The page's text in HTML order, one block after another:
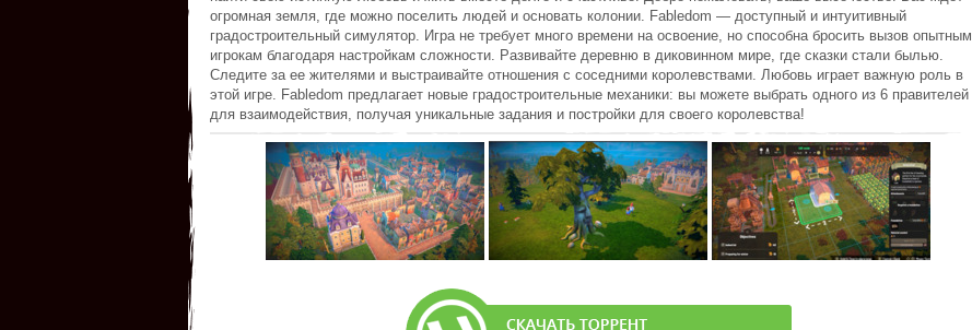
огромная земля, где можно поселить людей и основать колонии. Fabledom — доступный и интуитивный
градостроительный симулятор. Игра не требует много времени на освоение, но способна бросить вызов опытным
игрокам благодаря настройкам сложности. Развивайте деревню в диковинном мире, где сказки стали былью.
Следите за ее жителями и выстраивайте отношения с соседними королевствами. Любовь играет важную роль в
этой игре. Fabledom предлагает новые градостроительные механики: вы можете выбрать одного из 6 правителей
для взаимодействия, получая уникальные задания и постройки для своего королевства!